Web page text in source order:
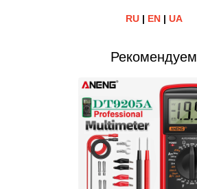
RU| EN| UA
Рекомендуем